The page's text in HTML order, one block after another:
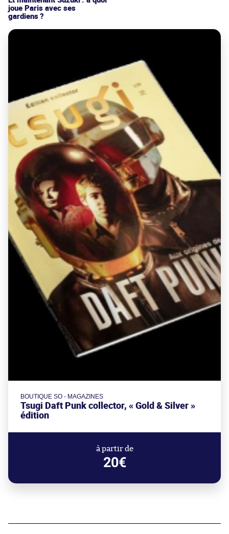
joue Paris avec ses
gardiens ?
BOUTIQUE SO - MAGAZINES
Tsugi Daft Punk collector, « Gold & Silver »
édition
à partir de
20€